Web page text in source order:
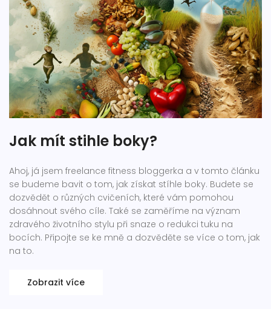
Jak mít stihle boky?
Ahoj, já jsem freelance fitness bloggerka a v tomto článku
se budeme bavit o tom, jak získat stíhle boky. Budete se
dozvědět o různých cvičeních, které vám pomohou
dosáhnout svého cíle. Také se zaměříme na význam
zdravého životního stylu při snaze o redukci tuku na
bocích. Připojte se ke mně a dozvěděte se více o tom, jak
na to.
Zobrazit více